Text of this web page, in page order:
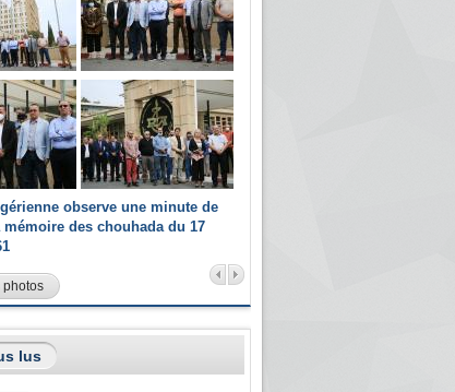
observe une minute de
des chouhada du 17
photos
lus